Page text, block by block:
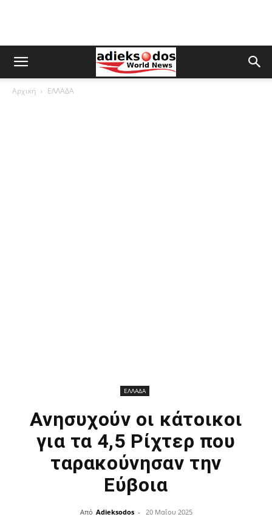
Αρχική ΕΛΛΑΔΑ
ΕΛΛΑΔΑ
Ανησυχούν οι κάτοικοι
για τα 4,5 Ρίχτερ που
ταρακούνησαν την
Εύβοια
Από Adieksodos - 20 Μαΐου 2025